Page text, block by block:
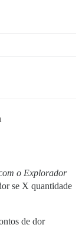
o Explorador
se X quantidade
de dor